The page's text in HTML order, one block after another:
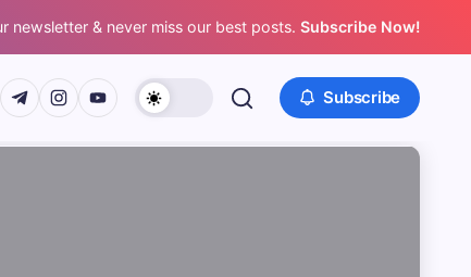
newsletter & never miss our best posts. Subscribe Now!
twitter.com/
t.me/
https://www.instagram.com/
https://youtube.com/ Subscribe